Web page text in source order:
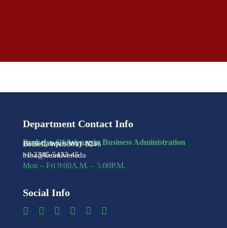
Department Contact Info
Bachelor Of Science in Business Administration
1810 Campus Way NE
Bothell, WA 98011-8246
+1-2345-5432-45
bsba@kuuniver.edu
Mon – Fri 9:00A.M. – 5:00P.M.
Social Info